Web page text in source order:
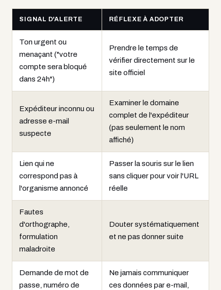
SIGNAL D'ALERTE RÉFLEXE À ADOPTER
Ton urgent ou
menaçant ("votre
compte sera bloqué
dans 24h")
Prendre le temps de
vérifier directement sur le
site officiel
Expéditeur inconnu ou
adresse e-mail
suspecte
Examiner le domaine
complet de l'expéditeur
(pas seulement le nom
affiché)
Lien qui ne
correspond pas à
l'organisme annoncé
Passer la souris sur le lien
sans cliquer pour voir l'URL
réelle
Fautes
d'orthographe,
formulation
maladroite
Douter systématiquement
et ne pas donner suite
Demande de mot de
passe, numéro de
Ne jamais communiquer
ces données par e-mail,